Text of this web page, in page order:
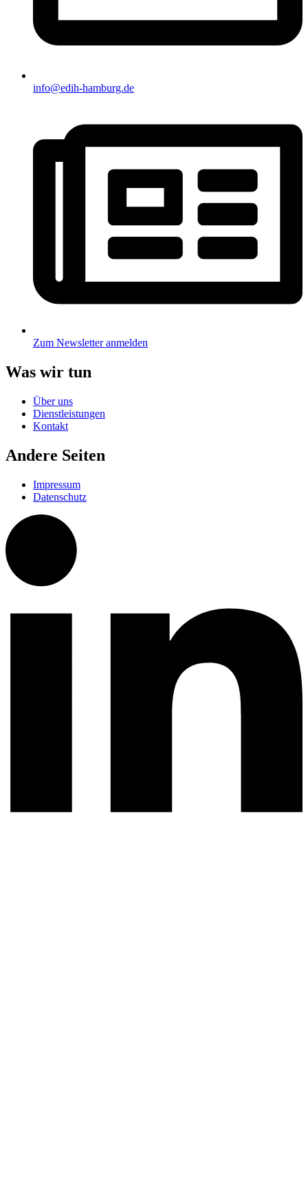
info@edih-hamburg.de
Zum Newsletter anmelden
Was wir tun
Über uns
Dienstleistungen
Kontakt
Andere Seiten
Impressum
Datenschutz